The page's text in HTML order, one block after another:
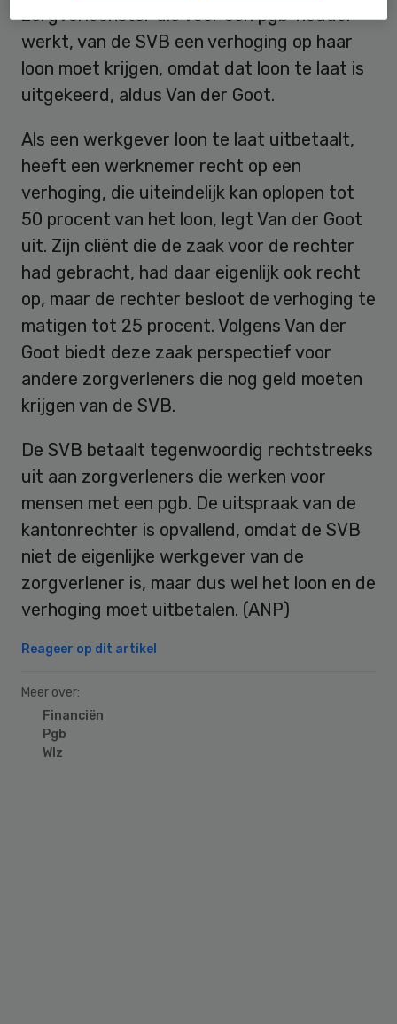
zorgverleenster die voor een pgb-houder
werkt, van de SVB een verhoging op haar
loon moet krijgen, omdat dat loon te laat is
uitgekeerd, aldus Van der Goot.
Als een werkgever loon te laat uitbetaalt,
heeft een werknemer recht op een
verhoging, die uiteindelijk kan oplopen tot
50 procent van het loon, legt Van der Goot
uit. Zijn cliënt die de zaak voor de rechter
had gebracht, had daar eigenlijk ook recht
op, maar de rechter besloot de verhoging te
matigen tot 25 procent. Volgens Van der
Goot biedt deze zaak perspectief voor
andere zorgverleners die nog geld moeten
krijgen van de SVB.
De SVB betaalt tegenwoordig rechtstreeks
uit aan zorgverleners die werken voor
mensen met een pgb. De uitspraak van de
kantonrechter is opvallend, omdat de SVB
niet de eigenlijke werkgever van de
zorgverlener is, maar dus wel het loon en de
verhoging moet uitbetalen. (ANP)
Reageer op dit artikel
Meer over:
Financiën
Pgb
Wlz